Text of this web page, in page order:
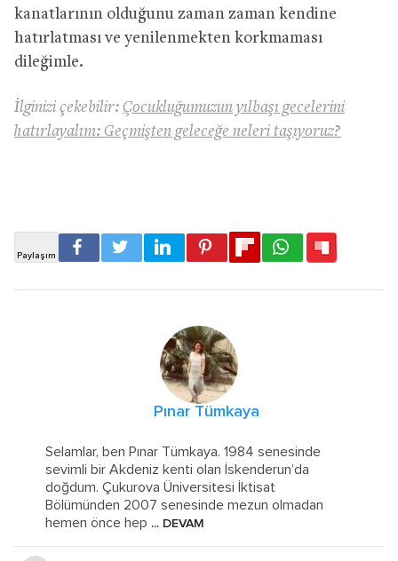
kanatlarının olduğunu zaman zaman kendine
hatırlatması ve yenilenmekten korkmaması
dileğimle.
İlginizi çekebilir: Çocukluğumuzun yılbaşı gecelerini
hatırlayalım: Geçmişten geleceğe neleri taşıyoruz?
Pınar Tümkaya
Selamlar, ben Pınar Tümkaya. 1984 senesinde
sevimli bir Akdeniz kenti olan İskenderun’da
doğdum. Çukurova Üniversitesi İktisat
Bölümünden 2007 senesinde mezun olmadan
hemen önce hep ... DEVAM